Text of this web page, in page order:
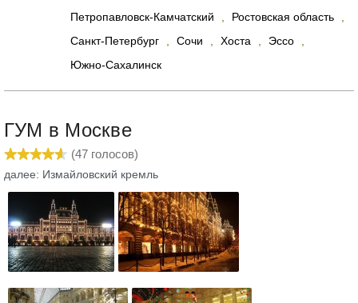
Петропавловск-Камчатский
Ростовская область
Санкт-Петербург
Сочи Хоста Эссо
Южно-Сахалинск
ГУМ в Москве
(47 голосов)
далее: Измайловский кремль